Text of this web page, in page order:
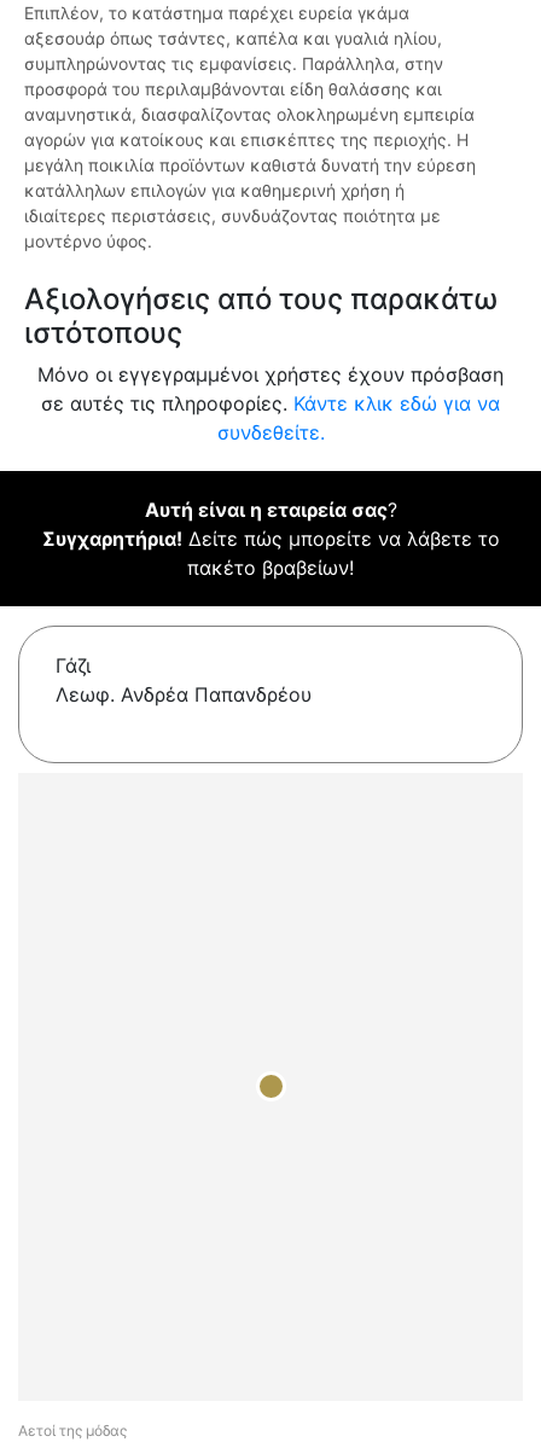
Επιπλέον, το κατάστημα παρέχει ευρεία γκάμα
αξεσουάρ όπως τσάντες, καπέλα και γυαλιά ηλίου,
συμπληρώνοντας τις εμφανίσεις. Παράλληλα, στην
προσφορά του περιλαμβάνονται είδη θαλάσσης και
αναμνηστικά, διασφαλίζοντας ολοκληρωμένη εμπειρία
αγορών για κατοίκους και επισκέπτες της περιοχής. Η
μεγάλη ποικιλία προϊόντων καθιστά δυνατή την εύρεση
κατάλληλων επιλογών για καθημερινή χρήση ή
ιδιαίτερες περιστάσεις, συνδυάζοντας ποιότητα με
μοντέρνο ύφος.
Αξιολογήσεις από τους παρακάτω
ιστότοπους
Μόνο οι εγγεγραμμένοι χρήστες έχουν πρόσβαση
σε αυτές τις πληροφορίες. Κάντε κλικ εδώ για να
συνδεθείτε.
Αυτή είναι η εταιρεία σας?
Συγχαρητήρια! Δείτε πώς μπορείτε να λάβετε το
πακέτο βραβείων!
Γάζι
Λεωφ. Ανδρέα Παπανδρέου
Αετοί της μόδας